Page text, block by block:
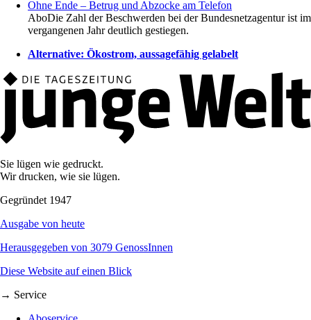
Ohne Ende – Betrug und Abzocke am Telefon
AboDie Zahl der Beschwerden bei der Bundesnetzagentur ist im
vergangenen Jahr deutlich gestiegen.
Alternative: Ökostrom, aussagefähig gelabelt
Sie lügen wie gedruckt.
Wir drucken, wie sie lügen.
Gegründet 1947
Ausgabe von heute
Herausgegeben von 3079 GenossInnen
Diese Website auf einen Blick
→ Service